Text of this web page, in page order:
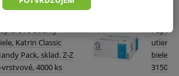
dní.
utierky
Katrin Classic
Pack, sklad. Z-Z
vrstvové, 4000 ks
utierky
biele,
3150 ks